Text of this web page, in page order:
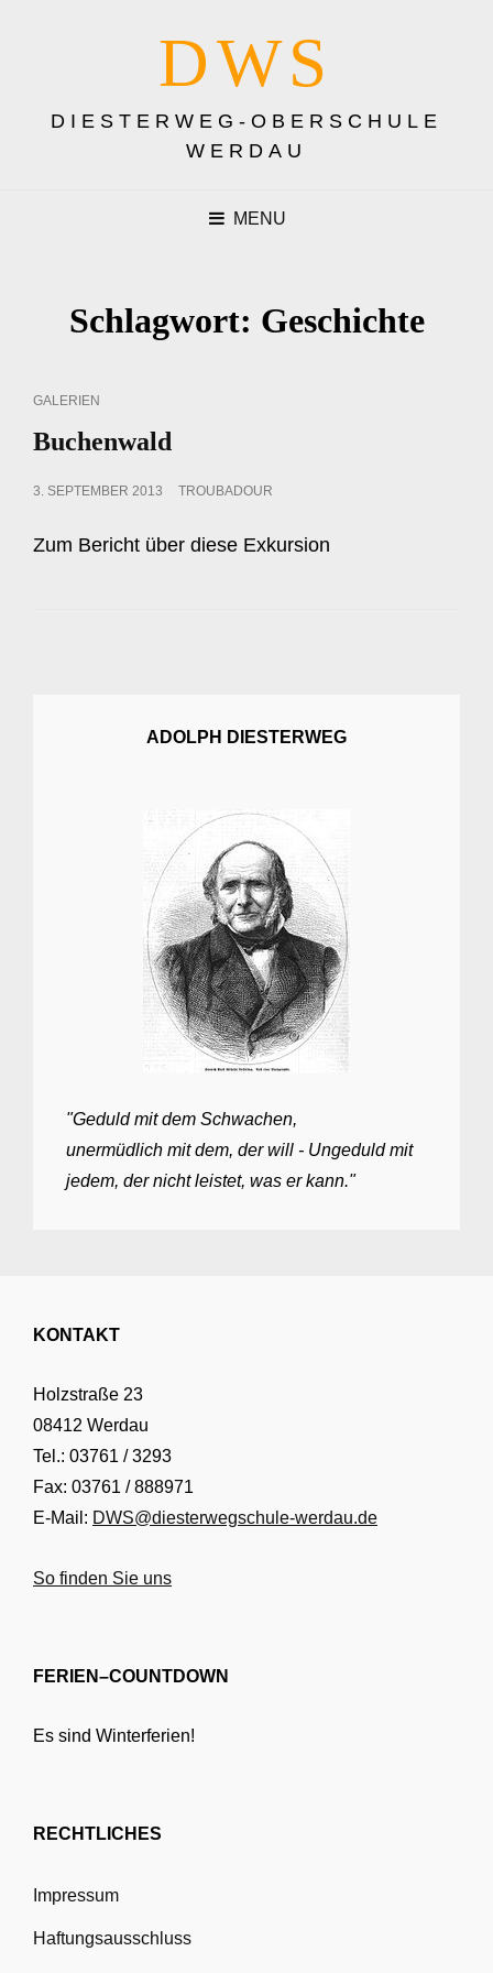
DWS
DIESTERWEG-OBERSCHULE
WERDAU
MENU
Schlagwort: Geschichte
CAT
GALERIEN
Buchenwald
POSTED
3. SEPTEMBER 2013 TROUBADOUR
Zum Bericht über diese Exkursion
ADOLPH DIESTERWEG
"Geduld mit dem Schwachen,
unermüdlich mit dem, der will - Ungeduld mit
jedem, der nicht leistet, was er kann."
KONTAKT
Holzstraße 23
08412 Werdau
Tel.: 03761 / 3293
Fax: 03761 / 888971
E-Mail: DWS@diesterwegschule-werdau.de
So finden Sie uns
FERIEN–COUNTDOWN
Es sind Winterferien!
RECHTLICHES
Impressum
Haftungsausschluss